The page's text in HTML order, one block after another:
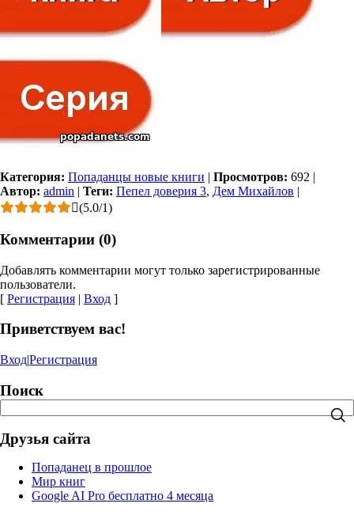
Категория: Попаданцы новые книги | Просмотров: 692 |
Автор: admin | Теги: Пепел доверия 3, Дем Михайлов |
(5.0/1)
Комментарии (0)
Добавлять комментарии могут только зарегистрированные
пользователи.
[ Регистрация | Вход ]
Приветствуем вас!
Вход|Регистрация
Поиск
Друзья сайта
Попаданец в прошлое
Мир книг
Google AI Pro бесплатно 4 месяца